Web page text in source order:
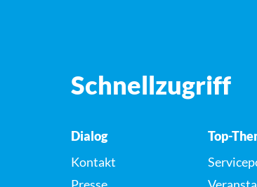
Schnellzugriff
Dialog
Kontakt
Top-